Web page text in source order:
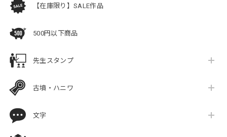
【在庫限り】SALE作品
500円以下商品
先生スタンプ
古墳・ハニワ
文字